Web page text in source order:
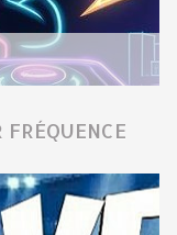
FRÉQUENCE